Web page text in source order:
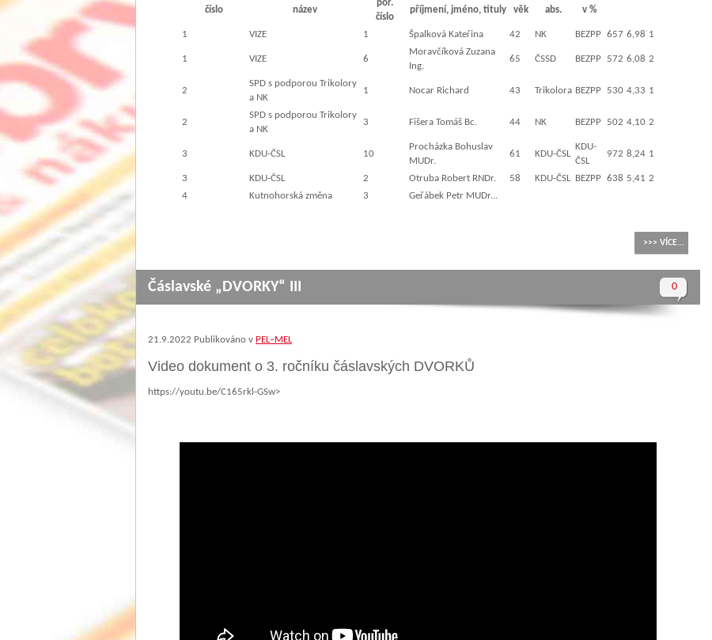
číslo název
poř.
číslo
příjmení, jméno, tituly věk abs. v %
1 VIZE 1 Špalková Kateřina 42 NK BEZPP 657 6,98 1
1 VIZE 6
Moravčíková Zuzana
Ing.
65 ČSSD BEZPP 572 6,08 2
2
SPD s podporou Trikolory
a NK
1 Nocar Richard 43 Trikolora BEZPP 530 4,33 1
2
SPD s podporou Trikolory
a NK
3 Fišera Tomáš Bc. 44 NK BEZPP 502 4,10 2
3 KDU-ČSL 10
Procházka Bohuslav
MUDr.
61 KDU-ČSL
KDU-
ČSL
972 8,24 1
3 KDU-ČSL 2 Otruba Robert RNDr. 58 KDU-ČSL BEZPP 638 5,41 2
4
Kutnohorská změna 3 Geřábek Petr MUDr...
>>> VÍCE...
0
Čáslavské „DVORKY“ III
21.9.2022 Publikováno v PEL–MEL
Video dokument o 3. ročníku čáslavských DVORKŮ
https://youtu.be/C165rkl-GSw>